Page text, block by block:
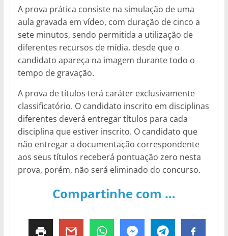
A prova prática consiste na simulação de uma
aula gravada em vídeo, com duração de cinco a
sete minutos, sendo permitida a utilização de
diferentes recursos de mídia, desde que o
candidato apareça na imagem durante todo o
tempo de gravação.
A prova de títulos terá caráter exclusivamente
classificatório. O candidato inscrito em disciplinas
diferentes deverá entregar títulos para cada
disciplina que estiver inscrito. O candidato que
não entregar a documentação correspondente
aos seus títulos receberá pontuação zero nesta
prova, porém, não será eliminado do concurso.
Compartinhe com …